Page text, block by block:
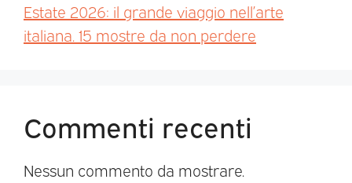
Estate 2026: il grande viaggio nell’arte
italiana. 15 mostre da non perdere
Commenti recenti
Nessun commento da mostrare.